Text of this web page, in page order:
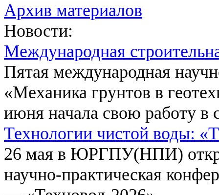
Архив материалов
Новости:
Международная
Пятая международная
«Механика грунтов в
июня начала свою работу в
Технологии чистой воды:
26 мая в ЮРГПУ(НПИ)
научно-практическая